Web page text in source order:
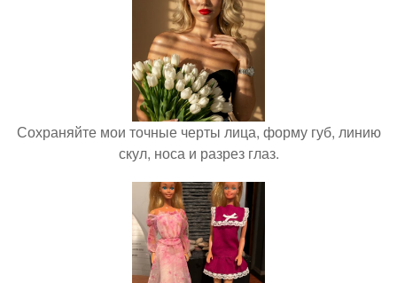
Сохраняйте мои точные черты лица, форму губ, линию
скул, носа и разрез глаз.